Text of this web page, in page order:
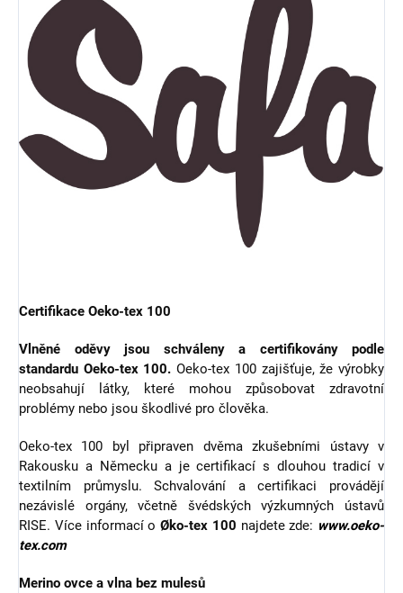
Certifikace Oeko-tex 100
Vlněné oděvy jsou schváleny a certifikovány podle
standardu Oeko-tex 100. Oeko-tex 100 zajišťuje, že výrobky
neobsahují látky, které mohou způsobovat zdravotní
problémy nebo jsou škodlivé pro člověka.
Oeko-tex 100 byl připraven dvěma zkušebními ústavy v
Rakousku a Německu a je certifikací s dlouhou tradicí v
textilním průmyslu. Schvalování a certifikaci provádějí
nezávislé orgány, včetně švédských výzkumných ústavů
RISE. Více informací o Øko-tex 100 najdete zde: www.oeko-
tex.com
Merino ovce a vlna bez mulesů